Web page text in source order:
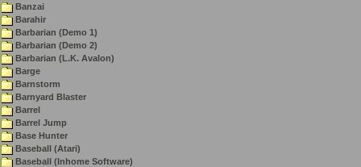
Banzai
Barahir
Barbarian (Demo 1)
Barbarian (Demo 2)
Barbarian (L.K. Avalon)
Barge
Barnstorm
Barnyard Blaster
Barrel
Barrel Jump
Base Hunter
Baseball (Atari)
Baseball (Inhome Software)